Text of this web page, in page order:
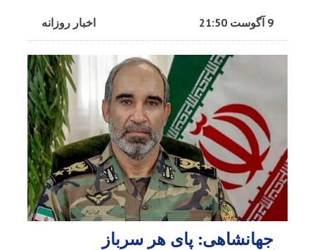
اخبار روزانه 9 آگوست 21:50
جهانشاهی: پای هر سرباز